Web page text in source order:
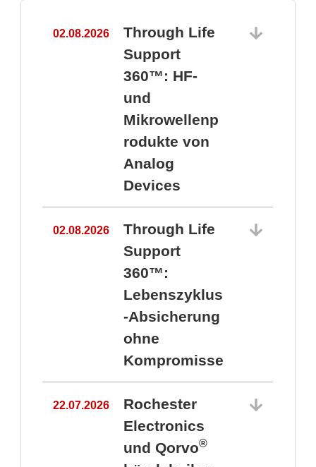
02.08.2026
Through Life
Support
360™: HF-
und
Mikrowellenp
rodukte von
Analog
Devices
02.08.2026
Through Life
Support
360™:
Lebenszyklus
-Absicherung
ohne
Kompromisse
22.07.2026
Rochester
Electronics
und Qorvo®